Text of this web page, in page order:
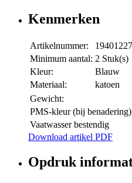
Kenmerken
Artikelnummer:
19401227
Minimum aantal: 2 Stuk(s)
Kleur:
Blauw
Materiaal:
katoen
Gewicht:
PMS-kleur (bij benadering)
Vaatwasser bestendig
Download artikel PDF
Opdruk